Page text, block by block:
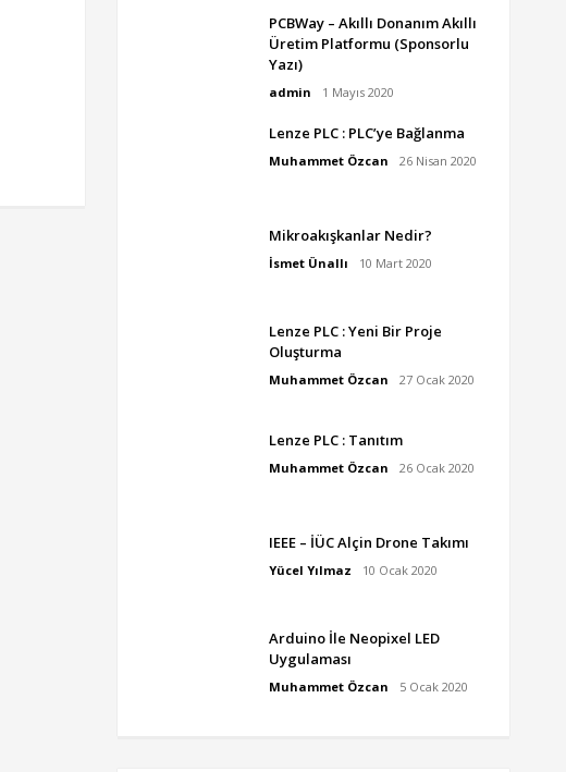
PCBWay – Akıllı Donanım Akıllı
Üretim Platformu (Sponsorlu
Yazı)
admin 1 Mayıs 2020
Lenze PLC : PLC’ye Bağlanma
Muhammet Özcan 26 Nisan 2020
Mikroakışkanlar Nedir?
İsmet Ünallı 10 Mart 2020
Lenze PLC : Yeni Bir Proje
Oluşturma
Muhammet Özcan 27 Ocak 2020
Lenze PLC : Tanıtım
Muhammet Özcan 26 Ocak 2020
IEEE – İÜC Alçin Drone Takımı
Yücel Yılmaz 10 Ocak 2020
Arduino İle Neopixel LED
Uygulaması
Muhammet Özcan 5 Ocak 2020